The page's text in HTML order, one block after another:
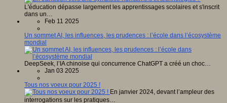
L'éducation dépasse largement les apprentissages scolaires et s'inscrit
dans un…
Feb 11 2025
Un sommet AI, les influences, les prudences : l’école dans l’écosystème
mondial
DeepSeek, l’IA chinoise qui concurrence ChatGPT a créé un choc…
Jan 03 2025
Tous nos voeux pour 2025 !
En janvier 2024, devant l’ampleur des
interrogations sur les pratiques…